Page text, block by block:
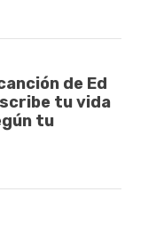
de Ed
tu vida
tu